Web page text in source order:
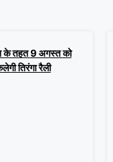
के तहत 9 अगस्त को
तिरंगा रैली